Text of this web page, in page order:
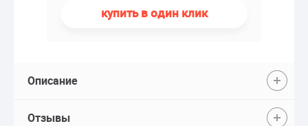
купить в один клик
Описание
Отзывы